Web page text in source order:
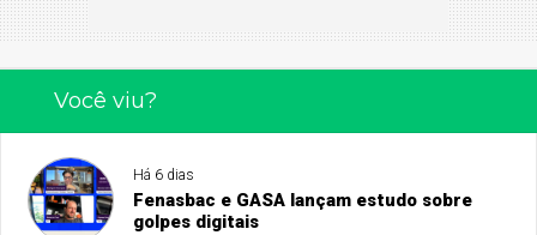
Você viu?
Há 6 dias
Fenasbac e GASA lançam estudo sobre
golpes digitais